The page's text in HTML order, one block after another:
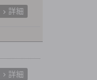
詳細
詳細